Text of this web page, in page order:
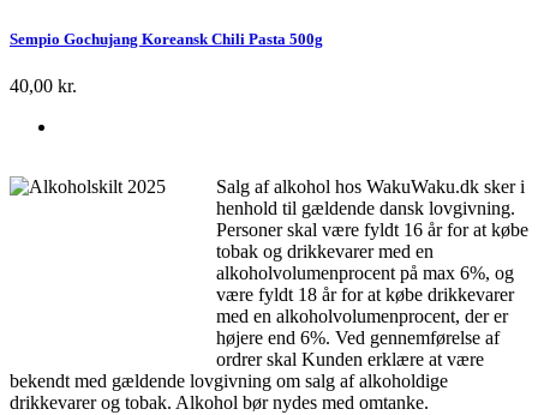
Sempio Gochujang Koreansk Chili Pasta 500g
40,00 kr.
Salg af alkohol hos WakuWaku.dk sker i
henhold til gældende dansk lovgivning.
Personer skal være fyldt 16 år for at købe
tobak og drikkevarer med en
alkoholvolumenprocent på max 6%, og
være fyldt 18 år for at købe drikkevarer
med en alkoholvolumenprocent, der er
højere end 6%. Ved gennemførelse af
ordrer skal Kunden erklære at være
bekendt med gældende lovgivning om salg af alkoholdige
drikkevarer og tobak. Alkohol bør nydes med omtanke.